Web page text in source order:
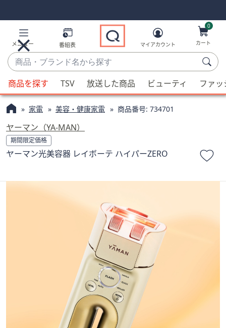
Links
Links2
メニュー 番組表
商
品・
ブ
ラ
ン
名
か
ら
す
候
補
が
利
用
可
能
マイアカウント
0
カート
商品を探す TSV 放送した商品 ビューティ ファ
家電 美容・健康家電 商品番号: 734701
ヤーマン（YA-MAN）
期間限定価格
ヤーマン光美容器 レイボーテ ハイパーZERO